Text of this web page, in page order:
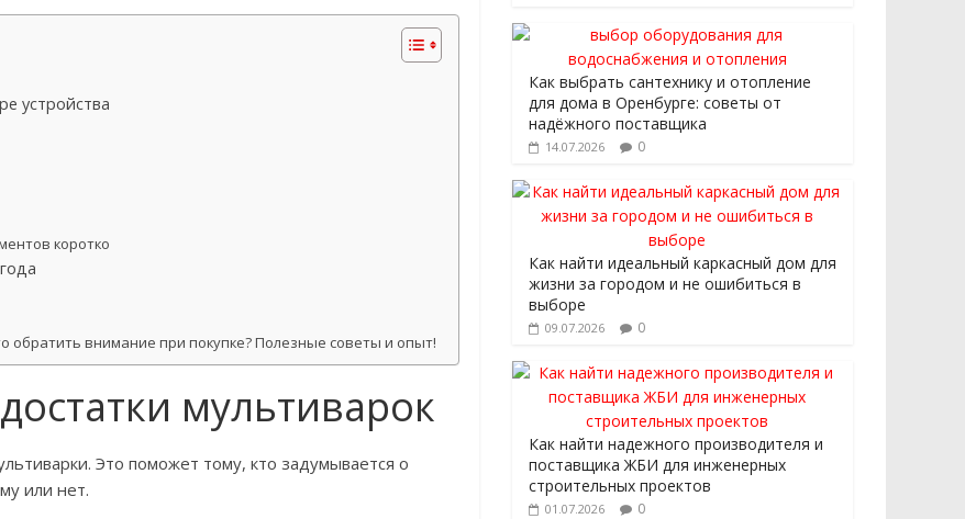
устройства
коротко
обратить внимание при покупке? Полезные советы и опыт!
мультиварок
Это поможет тому, кто задумывается о
или нет.
Как выбрать сантехнику и отопление
для дома в Оренбурге: советы от
надёжного поставщика
14.07.2026 0
Как найти идеальный каркасный дом для
жизни за городом и не ошибиться в
выборе
09.07.2026 0
Как найти надежного производителя и
поставщика ЖБИ для инженерных
строительных проектов
01.07.2026 0